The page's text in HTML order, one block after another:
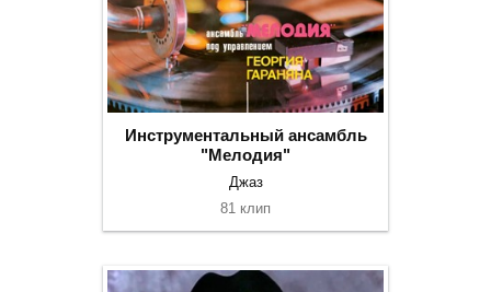
Инструментальный ансамбль
"Мелодия"
Джаз
81 клип